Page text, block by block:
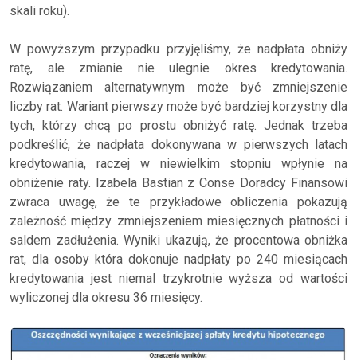
skali roku).
W powyższym przypadku przyjęliśmy, że nadpłata obniży
ratę, ale zmianie nie ulegnie okres kredytowania.
Rozwiązaniem alternatywnym może być zmniejszenie
liczby rat. Wariant pierwszy może być bardziej korzystny dla
tych, którzy chcą po prostu obniżyć ratę. Jednak trzeba
podkreślić, że nadpłata dokonywana w pierwszych latach
kredytowania, raczej w niewielkim stopniu wpłynie na
obniżenie raty. Izabela Bastian z Conse Doradcy Finansowi
zwraca uwagę, że te przykładowe obliczenia pokazują
zależność między zmniejszeniem miesięcznych płatności i
saldem zadłużenia. Wyniki ukazują, że procentowa obniżka
rat, dla osoby która dokonuje nadpłaty po 240 miesiącach
kredytowania jest niemal trzykrotnie wyższa od wartości
wyliczonej dla okresu 36 miesięcy.